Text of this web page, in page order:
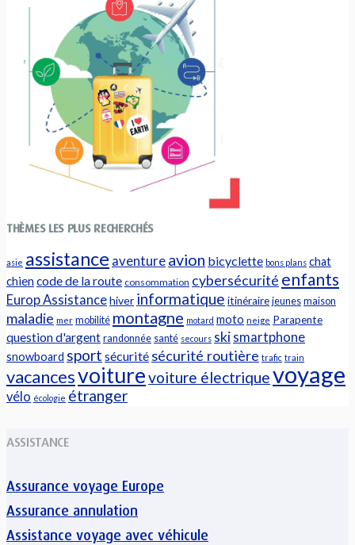
THÈMES LES PLUS RECHERCHÉS
asie assistance aventure avion bicyclette bons plans chat
chiencode de la route consommation cybersécurité enfants
Europ Assistancehiver informatique itinéraire jeunes maison
maladie mer mobilité montagne motard moto neige Parapente
question d'argent randonnée santé secours ski smartphone
snowboard sport sécurité sécurité routière trafic train
vacancesvoiturevoiture électriquevoyage
vélo écologie étranger
ASSISTANCE
Assurance voyage Europe
Assurance annulation
Assistance voyage avec véhicule